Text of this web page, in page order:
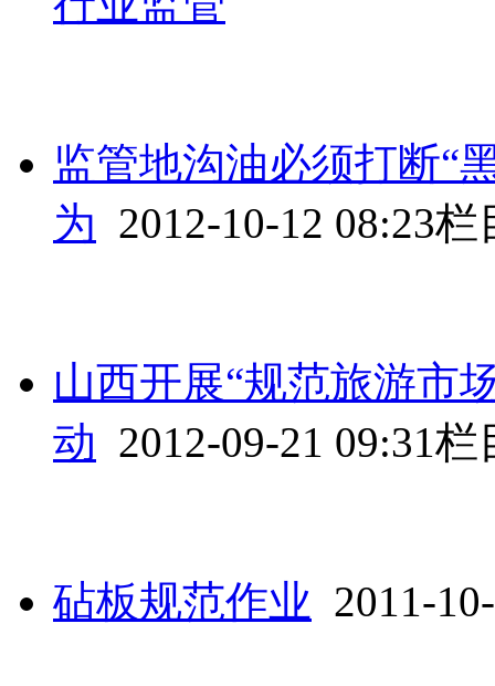
监管地沟油必须打断“
为 2012-10-12 08:23栏
山西开展“规范旅游市
动 2012-09-21 09:31栏
砧板规范作业 2011-